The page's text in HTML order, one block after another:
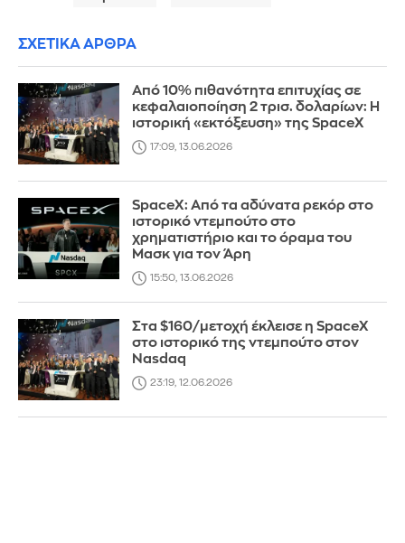
ΣΧΕΤΙΚΑ ΑΡΘΡΑ
Από 10% πιθανότητα επιτυχίας σε
κεφαλαιοποίηση 2 τρισ. δολαρίων: Η
ιστορική «εκτόξευση» της SpaceX
17:09, 13.06.2026
SpaceX: Από τα αδύνατα ρεκόρ στο
ιστορικό ντεμπούτο στο
χρηματιστήριο και το όραμα του
Μασκ για τον Άρη
15:50, 13.06.2026
Στα $160/μετοχή έκλεισε η SpaceX
στο ιστορικό της ντεμπούτο στον
Nasdaq
23:19, 12.06.2026